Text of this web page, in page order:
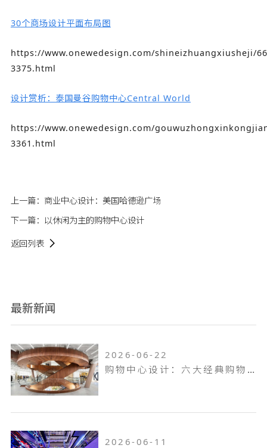
30个商场设计平面布局图
https://www.onewedesign.com/shineizhuangxiusheji/
3375.html
设计赏析：泰国曼谷购物中心Central World
https://www.onewedesign.com/
3361.html
上一篇： 商业中心设计：美国哈德逊广场
下一篇： 以休闲为主的购物中心设计
返回列表
最新新闻
2026-06-22
购物中心设计：六大经典购物中心设计案例
2026-06-11